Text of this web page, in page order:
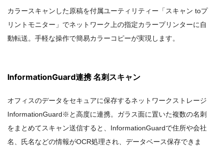
カラースキャンした原稿を付属ユーティリティー「スキャン toプ
リントモニター」でネットワーク上の指定カラープリンターに自
動転送。手軽な操作で簡易カラーコピーが実現します。
InformationGuard連携 名刺スキャン
オフィスのデータをセキュアに保存するネットワークストレージ
InformationGuard※と高度に連携。ガラス面に置いた複数の名刺
をまとめてスキャン送信すると、InformationGuardで住所や会社
名、氏名などの情報がOCR処理され、データベース保存できま